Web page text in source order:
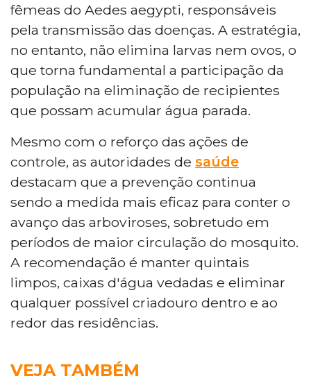
fêmeas do Aedes aegypti, responsáveis
pela transmissão das doenças. A estratégia,
no entanto, não elimina larvas nem ovos, o
que torna fundamental a participação da
população na eliminação de recipientes
que possam acumular água parada.
Mesmo com o reforço das ações de
controle, as autoridades de saúde
destacam que a prevenção continua
sendo a medida mais eficaz para conter o
avanço das arboviroses, sobretudo em
períodos de maior circulação do mosquito.
A recomendação é manter quintais
limpos, caixas d'água vedadas e eliminar
qualquer possível criadouro dentro e ao
redor das residências.
VEJA TAMBÉM